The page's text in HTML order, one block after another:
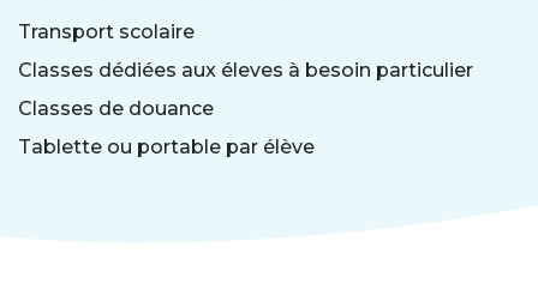
Transport scolaire
Classes dédiées aux éleves à besoin particulier
Classes de douance
Tablette ou portable par élève